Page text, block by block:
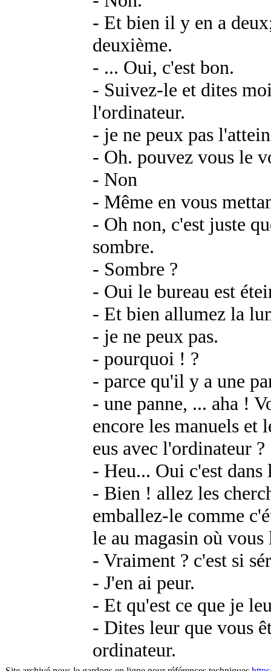
- Et bien il y en a
deuxième.
- ... Oui, c'est bon.
- Suivez-le et dites
l'ordinateur.
- je ne peux pas
- Oh. pouvez vous le
- Non
- Même en vous
- Oh non, c'est juste
sombre.
- Sombre ?
- Oui le bureau est
- Et bien allumez la
- je ne peux pas.
- pourquoi ! ?
- parce qu'il y a une
- une panne, ... aha !
encore les manuels et
eus avec l'ordinateur ?
- Heu... Oui c'est dans
- Bien ! allez les
emballez-le comme
le au magasin où vous
- Vraiment ? c'est si
- J'en ai peur.
- Et qu'est ce que je
- Dites leur que vous
ordinateur.